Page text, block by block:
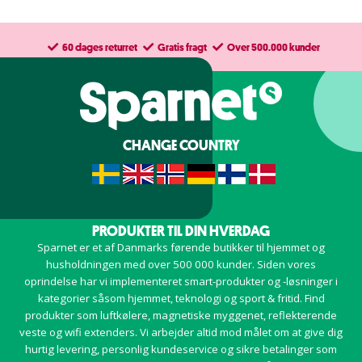
60 dages returret Gratis fragt Over 500.000 kunder
CHANGE COUNTRY
PRODUKTER TIL DIN HVERDAG
Sparnet er et af Danmarks førende butikker til hjemmet og
husholdningen med over 500 000 kunder. Siden vores
oprindelse har vi implementeret smart-produkter og -løsninger i
kategorier såsom hjemmet, teknologi og sport & fritid. Find
produkter som luftkølere, magnetiske myggenet, reflekterende
veste og wifi extenders. Vi arbejder altid mod målet om at give dig
hurtig levering, personlig kundeservice og sikre betalinger som